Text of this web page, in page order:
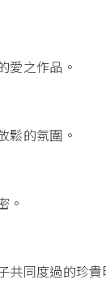
愛之作品。
鬆的氛圍。
。
同度過的珍